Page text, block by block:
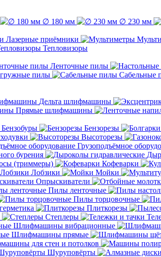
∅ 180 мм ∅ 230 мм
Лазерные приёмники
Тепловизоры
Ленточные пилы
пилы Сабельные
Дельта шлифмашины
Прямые шлифмашины
Бензобуры Бензорезы
Высоторезы
Грузоподъёмное
бурения
(триммеры) Кофеварки
Лобзики Мойки
Опрыскиватели
Пилы ленточные
Пилы торцовочные
Плиткорезы
Степлеры
Шлифмашины вибрационные
Шлифмашины прямые
для стен и потолков
Шуруповёрты